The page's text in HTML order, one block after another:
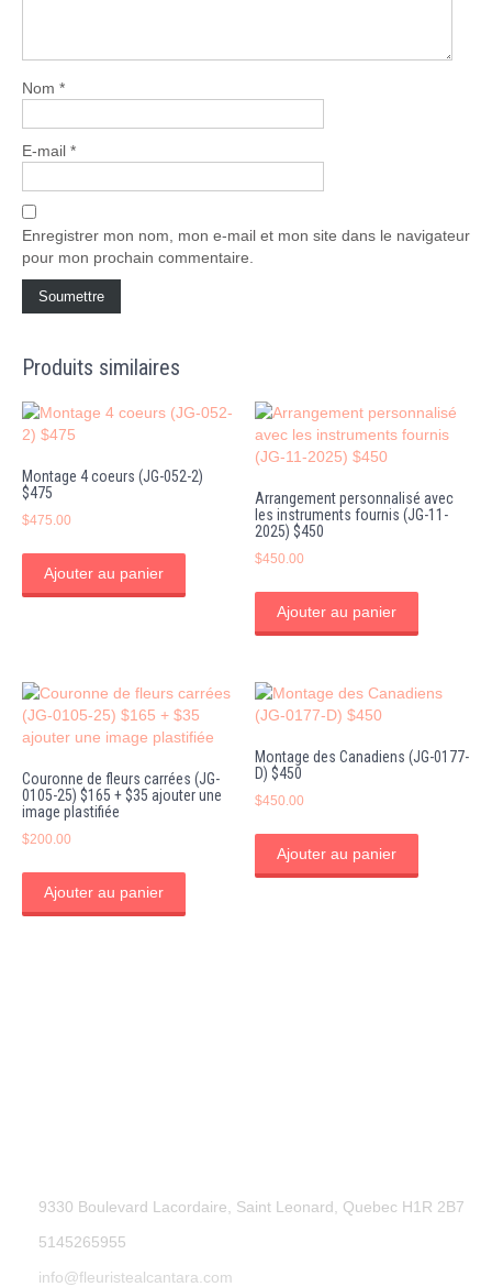
Nom *
E-mail *
Enregistrer mon nom, mon e-mail et mon site dans le navigateur
pour mon prochain commentaire.
Produits similaires
Montage 4 coeurs (JG-052-2)
$475
$475.00
Ajouter au panier
Arrangement personnalisé avec
les instruments fournis (JG-11-
2025) $450
$450.00
Ajouter au panier
Couronne de fleurs carrées (JG-
0105-25) $165 + $35 ajouter une
image plastifiée
$200.00
Ajouter au panier
Montage des Canadiens (JG-0177-
D) $450
$450.00
Ajouter au panier
9330 Boulevard Lacordaire, Saint Leonard, Quebec H1R 2B7
5145265955
info@fleuristealcantara.com